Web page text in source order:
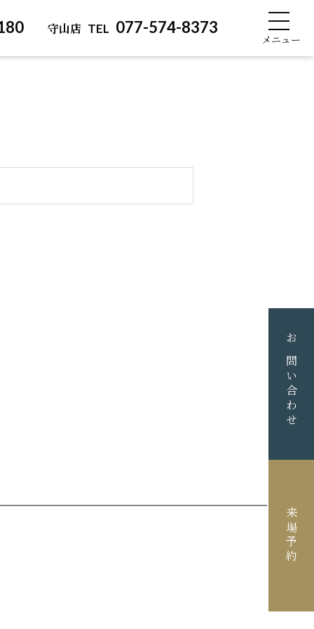
守山店 TEL 077-574-8373
お問い合わせ
来場予約